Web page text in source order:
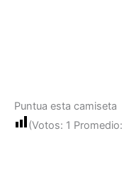
Puntua esta camiseta
(Votos: 1 Promedio: